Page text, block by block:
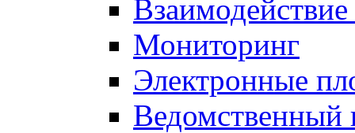
Мониторинг
Электронные
Ведомственный